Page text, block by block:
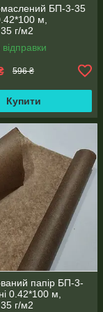
БП-3-35
м,
35 г/м2
596 ₴
Купити
папір БП-3-
0.42*100 м,
35 г/м2